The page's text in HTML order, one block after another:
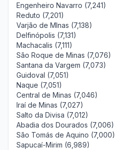
Engenheiro Navarro (7,241)
Reduto (7,201)
Varjão de MInas (7,138)
Delfinópolis (7,131)
Machacalis (7,111)
São Roque de Minas (7,076)
Santana da Vargem (7,073)
Guidoval (7,051)
Naque (7,051)
Central de Minas (7,046)
Iraí de Minas (7,027)
Salto da Divisa (7,012)
Abadia dos Dourados (7,006)
São Tomás de Aquino (7,000)
Sapucaí-Mirim (6,989)